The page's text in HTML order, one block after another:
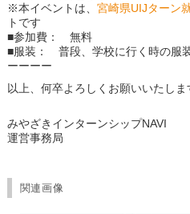
※本イベントは、 宮崎県UIJターン
トです
■参加費： 無料
■服装： 普段、学校に行く時の服
ーーーー
以上、何卒よろしくお願いいたしま
みやざきインターンシップNAVI
運営事務局
関連画像